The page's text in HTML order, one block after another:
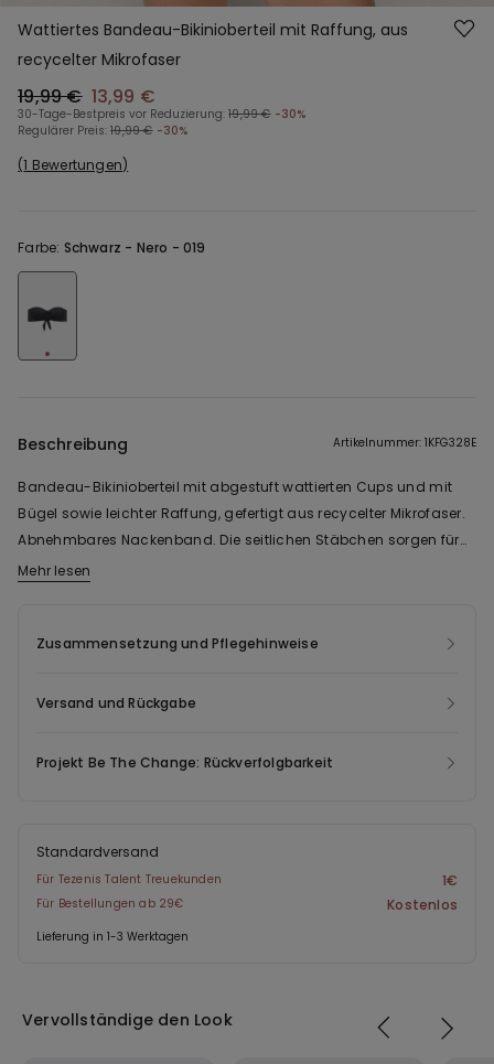
Wattiertes Bandeau-Bikinioberteil mit Raffung, aus
recycelter Mikrofaser
19,99 € 13,99 €
30-Tage-Bestpreis vor Reduzierung:19,99 € -30%
Regulärer Preis:19,99 € -30%
1 Bewertungen
Farbe: Schwarz - Nero - 019
Beschreibung Artikelnummer: 1KFG328E
Bandeau-Bikinioberteil mit abgestuft wattierten Cups und mit
Bügel sowie leichter Raffung, gefertigt aus recycelter Mikrofaser.
Abnehmbares Nackenband. Die seitlichen Stäbchen sorgen für
optimalen Halt, der Verschluss erfolgt mit verstellbarer Schleife
Das Gewebe dieses Kleidungsstücks enthält zertifiziertes
wieder aufbereiteten Kunststoffflaschen gewonnen wird. Für die
Mehr lesen
Zusammensetzung und Pflegehinweise
Versand und Rückgabe
Projekt Be The Change: Rückverfolgbarkeit
Standardversand
Für Tezenis Talent Treuekunden 1€
Für Bestellungen ab 29€ Kostenlos
Lieferung in 1-3 Werktagen
Vervollständige den Look